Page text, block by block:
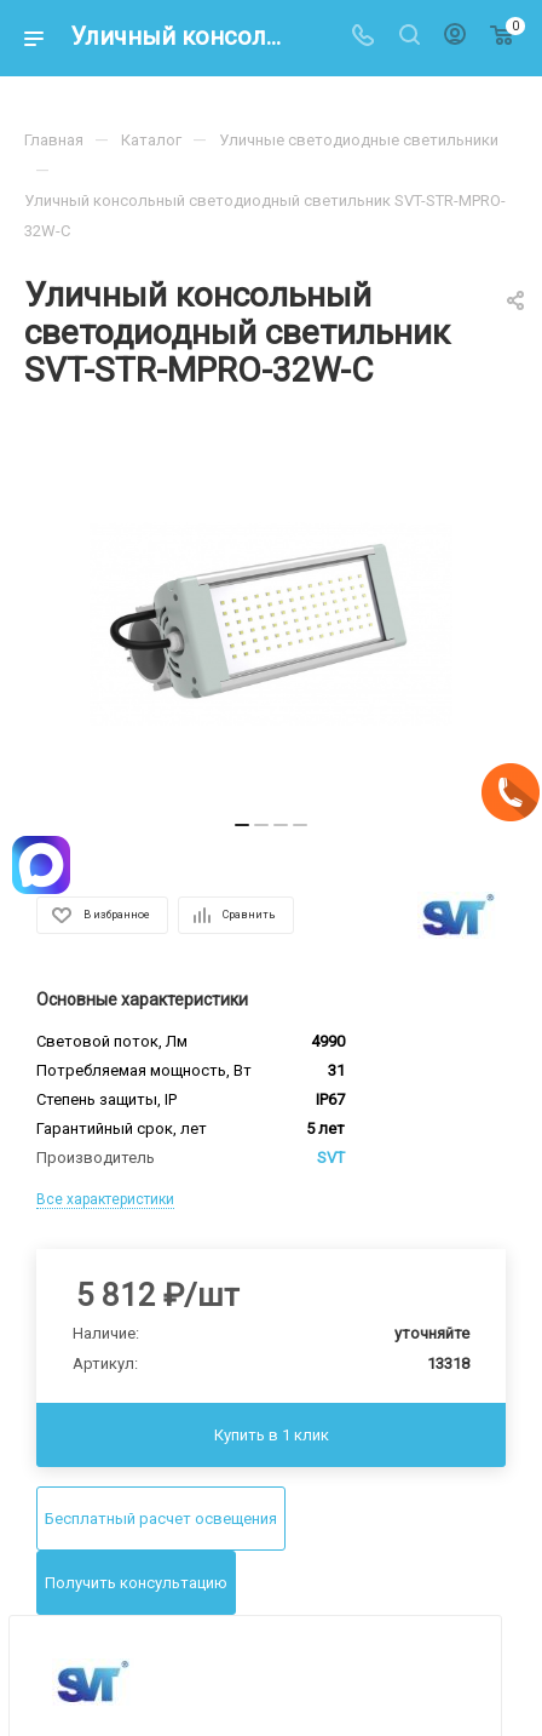
Уличный консольный светодиодный светильник SVT-STR-MPRO-32W-C 0
Уличный консольный
светодиодный светильник
SVT-STR-MPRO-32W-C
Главная — Каталог — Уличные светодиодные светильники
—
Уличный консольный светодиодный светильник SVT-STR-MPRO-
32W-C
В избранное Сравнить
Основные характеристики
Световой поток, Лм
4990
Потребляемая мощность, Вт
31
Степень защиты, IP
IP67
Гарантийный срок, лет
5 лет
Производитель
SVT
Все характеристики
5 812 ₽/шт
Наличие:
уточняйте
Артикул:
13318
Купить в 1 клик
Бесплатный расчет освещения
Получить консультацию